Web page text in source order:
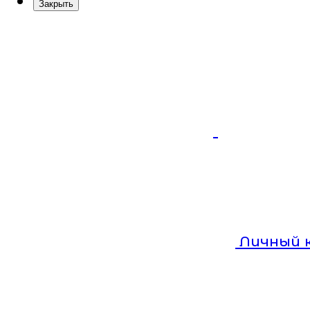
Закрыть
Личный